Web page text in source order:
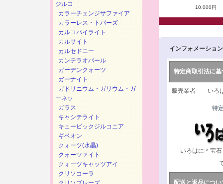
10,000円
インフォメーション
特定商取引法に基
販売業者 いろ
特
「いろはに＾宝
配送と返品につい
ジルコ
カラーチェンジサファイア
カラーレス・トパーズ
カルコパイライト
カルサイト
カルセドニー
カンテラオパール
ガーデンクォーツ
ガーナイト
ガドリニウム・ガリウム・ガ
ーネッ
ガラス
キャシテライト
キュービックジルコニア
ギベオン
クォーツ(水晶)
クォーツァイト
クォーツキャッツアイ
クリソコーラ